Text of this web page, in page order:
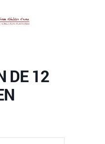
DE 12